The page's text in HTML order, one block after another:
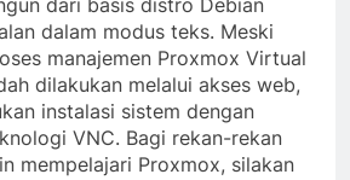
dari basis distro Debian
dalam modus teks. Meski
manajemen Proxmox Virtual
dilakukan melalui akses web,
instalasi sistem dengan
VNC. Bagi rekan-rekan
mempelajari Proxmox, silakan